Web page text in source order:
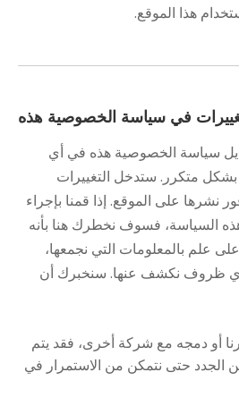
هذا الموقع.
في سياسة الخصوصية هذه
سياسة الخصوصية هذه في أي
متكرر. ستدخل التغييرات
نشرها على الموقع. إذا قمنا بإجراء
السياسة، فسوف نخطرك هنا بأنه
علم بالمعلومات التي نجمعها،
ظروف نكشف عنها. سنخبرك أن
أو دمجه مع شركة أخرى، فقد يتم
الجدد حتى نتمكن من الاستمرار في